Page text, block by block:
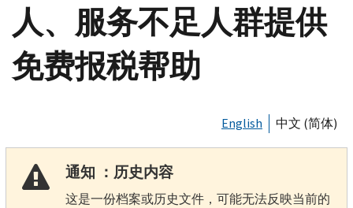
人、服务不足人群提供
免费报税帮助
English 中文 (简体)
通知 ：历史内容
这是一份档案或历史文件，可能无法反映当前的